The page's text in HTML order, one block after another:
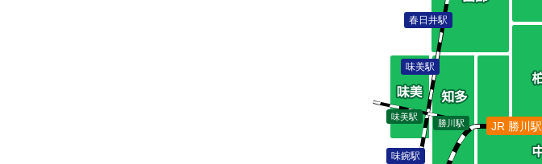
味美駅
勝川駅
味鋺駅
味美駅
春日井駅
JR 勝川駅